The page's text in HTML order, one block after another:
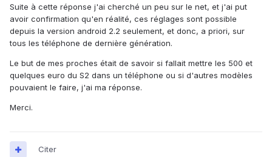
Suite à cette réponse j'ai cherché un peu sur le net, et j'ai put
avoir confirmation qu'en réalité, ces réglages sont possible
depuis la version android 2.2 seulement, et donc, a priori, sur
tous les téléphone de dernière génération.
Le but de mes proches était de savoir si fallait mettre les 500 et
quelques euro du S2 dans un téléphone ou si d'autres modèles
pouvaient le faire, j'ai ma réponse.
Merci.
Citer